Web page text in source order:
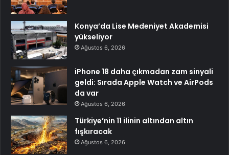
Konya’da Lise Medeniyet Akademisi
yükseliyor
Ağustos 6, 2026
iPhone 18 daha çıkmadan zam sinyali
geldi: Sırada Apple Watch ve AirPods
da var
Ağustos 6, 2026
Türkiye’nin 11 ilinin altından altın
fışkıracak
Ağustos 6, 2026